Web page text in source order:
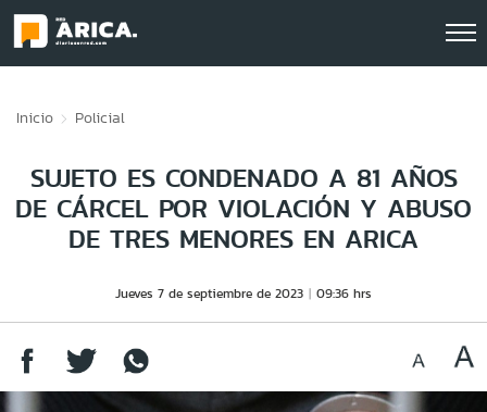
Inicio Policial
SUJETO ES CONDENADO A 81 AÑOS
DE CÁRCEL POR VIOLACIÓN Y ABUSO
DE TRES MENORES EN ARICA
Jueves 7 de septiembre de 2023 09:36 hrs